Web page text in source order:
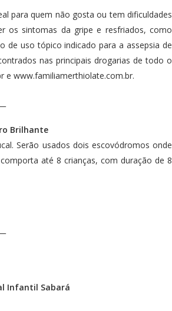
para quem não gosta ou tem dificuldades
os sintomas da gripe e resfriados, como
de uso tópico indicado para a assepsia de
nas principais drogarias de todo o
e www.familiamerthiolate.com.br.
Brilhante
Serão usados dois escovódromos onde
até 8 crianças, com duração de 8
Infantil Sabará